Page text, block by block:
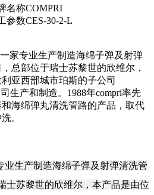
名称COMPRI
参数CES-30-2-L
一家专业生产制造海绵子弹及射弹
总部位于瑞士苏黎世的欣维尔，
亚西部城市珀斯的子公司
生产和制造。1988年compri率先
海绵弹丸清洗管路的产品，取代
。
业生产制造海绵子弹及射弹清洗管
士苏黎世的欣维尔，本产品是由位